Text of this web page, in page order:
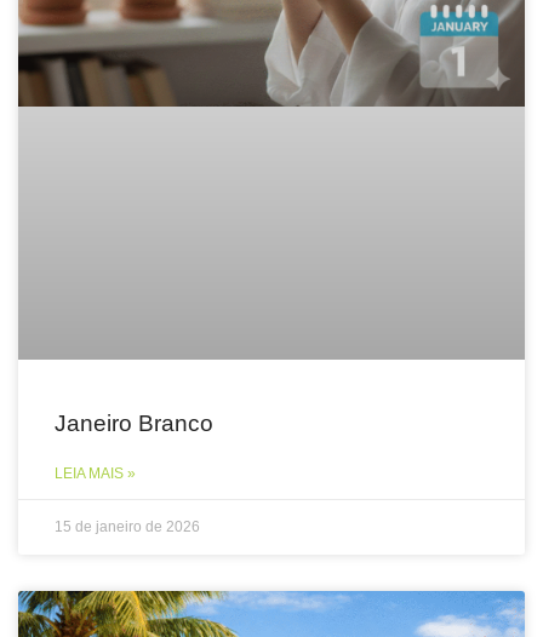
Janeiro Branco
LEIA MAIS »
15 de janeiro de 2026